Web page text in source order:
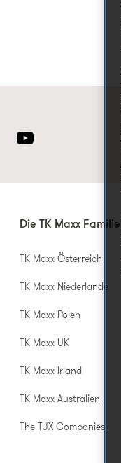
Die TK Maxx Familie
TK Maxx Österreich
TK Maxx Niederlande
TK Maxx Polen
TK Maxx UK
TK Maxx Irland
TK Maxx Australien
The TJX Companies